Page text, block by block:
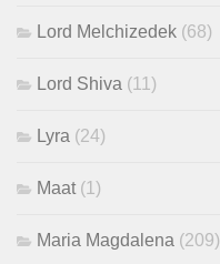
Lord Melchizedek (68)
Lord Shiva (11)
Lyra (24)
Maat (1)
Maria Magdalena (209)